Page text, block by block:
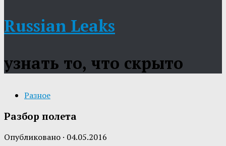
Russian Leaks
узнать то, что скрыто
Разное
Разбор полета
Опубликовано · 04.05.2016